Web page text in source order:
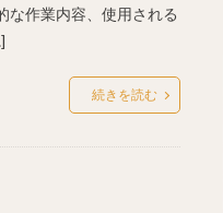
な作業内容、使用される
続きを読む